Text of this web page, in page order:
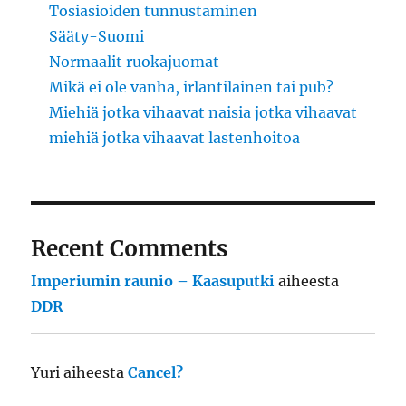
Tosiasioiden tunnustaminen
Sääty-Suomi
Normaalit ruokajuomat
Mikä ei ole vanha, irlantilainen tai pub?
Miehiä jotka vihaavat naisia jotka vihaavat
miehiä jotka vihaavat lastenhoitoa
Recent Comments
Imperiumin raunio – Kaasuputki aiheesta
DDR
Yuri aiheestaCancel?